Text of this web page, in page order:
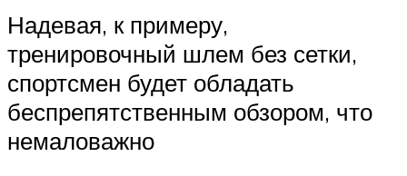
Надевая, к примеру,
тренировочный шлем без сетки,
спортсмен будет обладать
беспрепятственным обзором, что
немаловажно